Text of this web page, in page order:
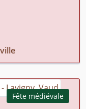
Fête médiévale